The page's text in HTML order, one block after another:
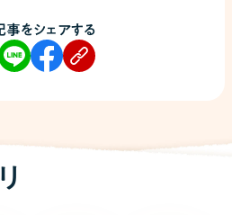
事をシェアする